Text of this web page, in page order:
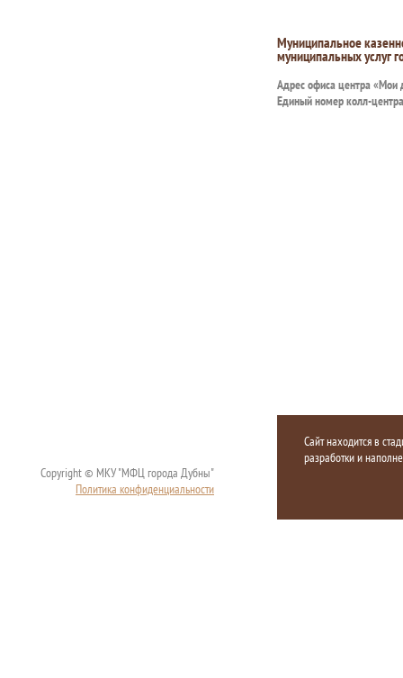
Муниципальное
муниципальных услуг
Адрес офиса центра «Мои
Единый номер колл-
Copyright © МКУ "МФЦ города Дубны"
Политика конфиденциальности
Сайт находится в
разработки и